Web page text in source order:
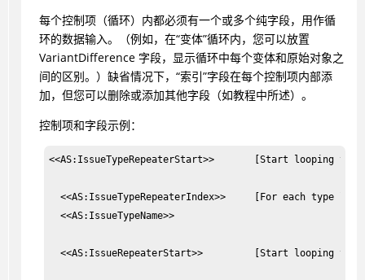
每个控制项（循环）内都必须有一个或多个纯字段，用作循
环的数据输入。（例如，在“变体”循环内，您可以放置
VariantDifference 字段，显示循环中每个变体和原始对象之
间的区别。）缺省情况下，“索引”字段在每个控制项内部添
加，但您可以删除或添加其他字段（如教程中所述）。
控制项和字段示例：
<<AS:IssueTypeRepeaterStart>>       [Start looping
<<AS:IssueTypeRepeaterIndex>>     [For each type
  <<AS:IssueTypeName>>
<<AS:IssueRepeaterStart>>         [Start looping